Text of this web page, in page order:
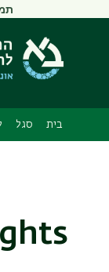
בית סגל